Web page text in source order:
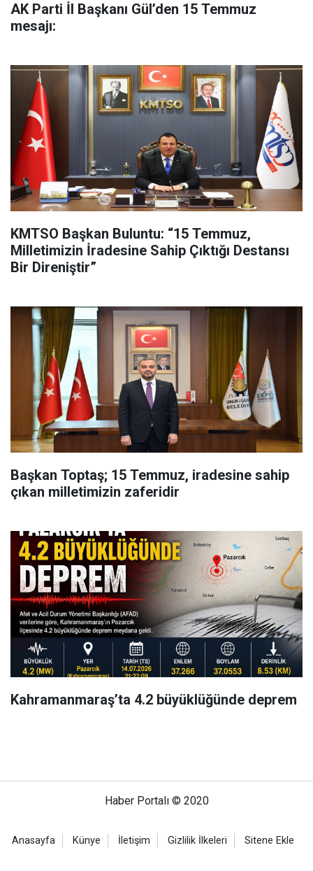
AK Parti İl Başkanı Gül’den 15 Temmuz
mesajı:
KMTSO Başkan Buluntu: “15 Temmuz,
Milletimizin İradesine Sahip Çıktığı Destansı
Bir Direniştir”
Başkan Toptaş; 15 Temmuz, iradesine sahip
çıkan milletimizin zaferidir
Kahramanmaraş’ta 4.2 büyüklüğünde deprem
Haber Portalı © 2020
Anasayfa Künye İletişim Gizlilik İlkeleri Sitene Ekle